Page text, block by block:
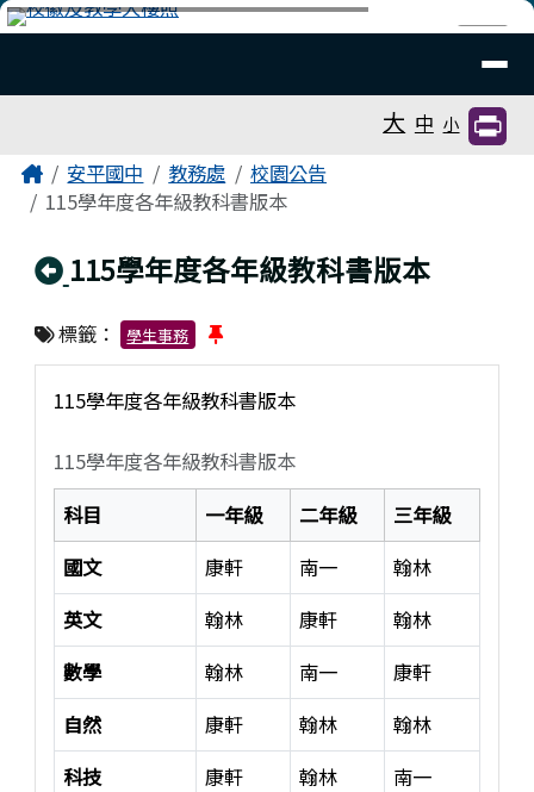
跳至主內容區
臺南市安平國中全球資訊網
大 中 小
主內容區域
Home安平國中 教務處
校園公告
115學年度各年級教科書版本
回上頁
115學年度各年級教科書版本
標籤： 學生事務
115學年度各年級教科書版本
115學年度各年級教科書版本
科目
一年級 二年級
三年級
國文
康軒 南一
翰林
英文
翰林 康軒
翰林
數學
翰林 南一
康軒
自然
康軒 翰林
翰林
科技
康軒 翰林
南一
頁尾區域